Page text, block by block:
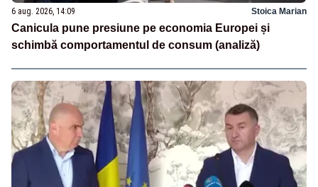
6 aug. 2026, 14:09 Stoica Marian
Canicula pune presiune pe economia Europei și
schimbă comportamentul de consum (analiză)